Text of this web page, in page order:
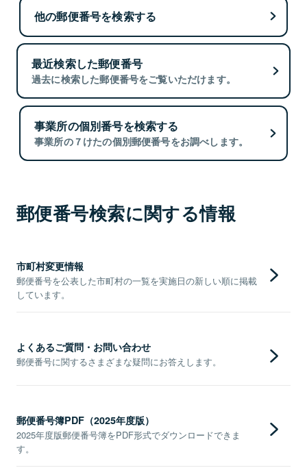
他の郵便番号を検索する
最近検索した郵便番号
過去に検索した郵便番号をご覧いただけます。
事業所の個別番号を検索する
事業所の７けたの個別郵便番号をお調べします。
郵便番号検索に関する情報
市町村変更情報
郵便番号を公表した市町村の一覧を実施日の新しい順に掲載
しています。
よくあるご質問・お問い合わせ
郵便番号に関するさまざまな疑問にお答えします。
郵便番号簿PDF（2025年度版）
2025年度版郵便番号簿をPDF形式でダウンロードできま
す。